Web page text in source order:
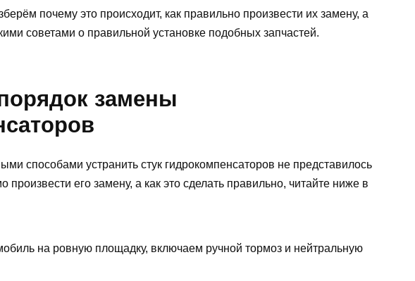
почему это происходит, как правильно произвести их замену, а
советами о правильной установке подобных запчастей.
замены
способами устранить стук гидрокомпенсаторов не представилось
его замену, а как это сделать правильно, читайте ниже в
на ровную площадку, включаем ручной тормоз и нейтральную